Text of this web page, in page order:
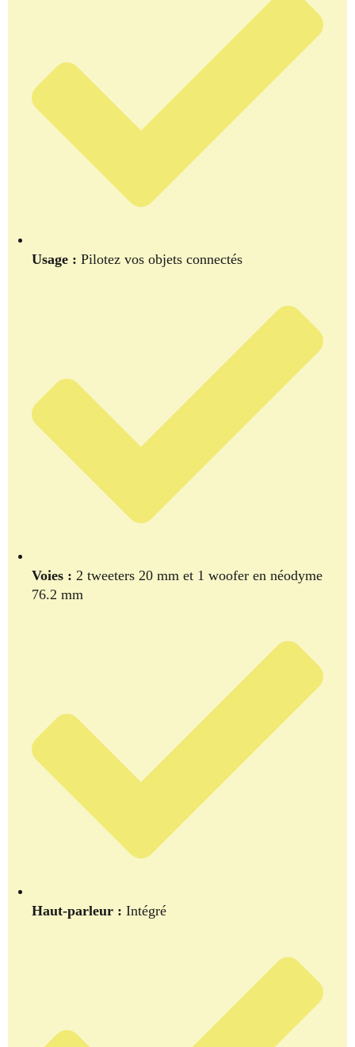
Usage : Pilotez vos objets connectés
Voies : 2 tweeters 20 mm et 1 woofer en néodyme
76.2 mm
Haut-parleur : Intégré